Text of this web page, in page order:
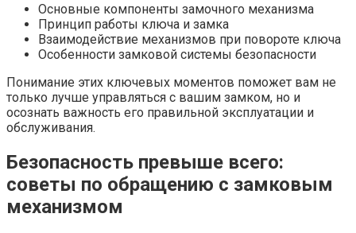
Основные компоненты замочного механизма
Принцип работы ключа и замка
Взаимодействие механизмов при повороте ключа
Особенности замковой системы безопасности
Понимание этих ключевых моментов поможет вам не
только лучше управляться с вашим замком, но и
осознать важность его правильной эксплуатации и
обслуживания.
Безопасность превыше всего:
советы по обращению с замковым
механизмом